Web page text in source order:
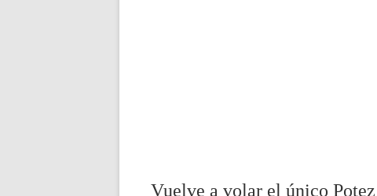
Vuelve a volar el único